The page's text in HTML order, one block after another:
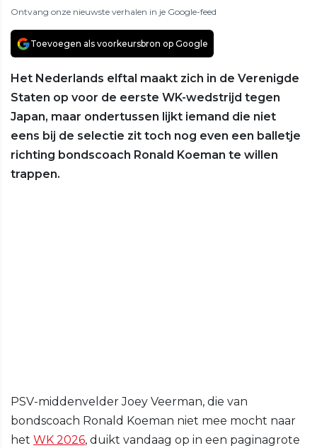
Ontvang onze nieuwste verhalen in je Google-feed
Toevoegen als voorkeursbron op Google
Het Nederlands elftal maakt zich in de Verenigde
Staten op voor de eerste WK-wedstrijd tegen
Japan, maar ondertussen lijkt iemand die niet
eens bij de selectie zit toch nog even een balletje
richting bondscoach Ronald Koeman te willen
trappen.
PSV-middenvelder Joey Veerman, die van
bondscoach Ronald Koeman niet mee mocht naar
het WK 2026, duikt vandaag op in een paginagrote